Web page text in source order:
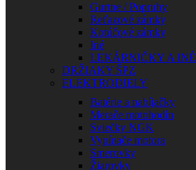
Gurtne / Popruhy
Reťazové zámky
Kotúčové zámky
Iné
LEKÁRNIČKY A INÉ
DRŽIAKY ŠPZ
ELEKTRODIELY
Batérie a nabíjačky
Merače motohodín
Sviečky NGK
Vypínače motora
Smerovky
Žiarovky